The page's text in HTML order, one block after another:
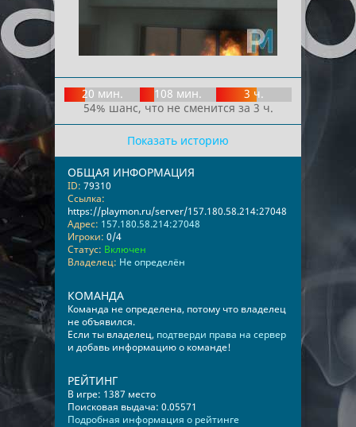
20 мин. 108 мин.
3 ч.
54% шанс, что не сменится за 3 ч.
Показать историю
ОБЩАЯ ИНФОРМАЦИЯ
ID: 79310
Ссылка:
https://playmon.ru/server/157.180.58.214:27048
Адрес: 157.180.58.214:27048
Игроки: 0/4
Статус: Включен
Владелец: Не определён
КОМАНДА
Команда не определена, потому что владелец
не объявился.
Если ты владелец, подтверди права на сервер
и добавь информацию о команде!
РЕЙТИНГ
В игре: 1387 место
Поисковая выдача: 0.05571
Подробная информация о рейтинге